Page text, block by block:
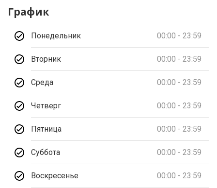
График
Понедельник 00:00 - 23:59
Вторник 00:00 - 23:59
Среда 00:00 - 23:59
Четверг 00:00 - 23:59
Пятница 00:00 - 23:59
Суббота 00:00 - 23:59
Воскресенье 00:00 - 23:59